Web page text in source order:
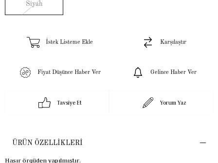
Siyah
İstek Listeme Ekle Karşılaştır
Fiyat Düşünce Haber Ver Gelince Haber Ver
Tavsiye Et Yorum Yaz
ÜRÜN ÖZELLIKLERI
Hasır örgüden yapılmıştır.